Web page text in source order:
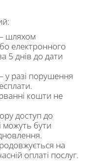
шляхом
електронного
5 днів до дати
у разі порушення
кошти не
доступ до
можуть бути
на
оплаті послуг.